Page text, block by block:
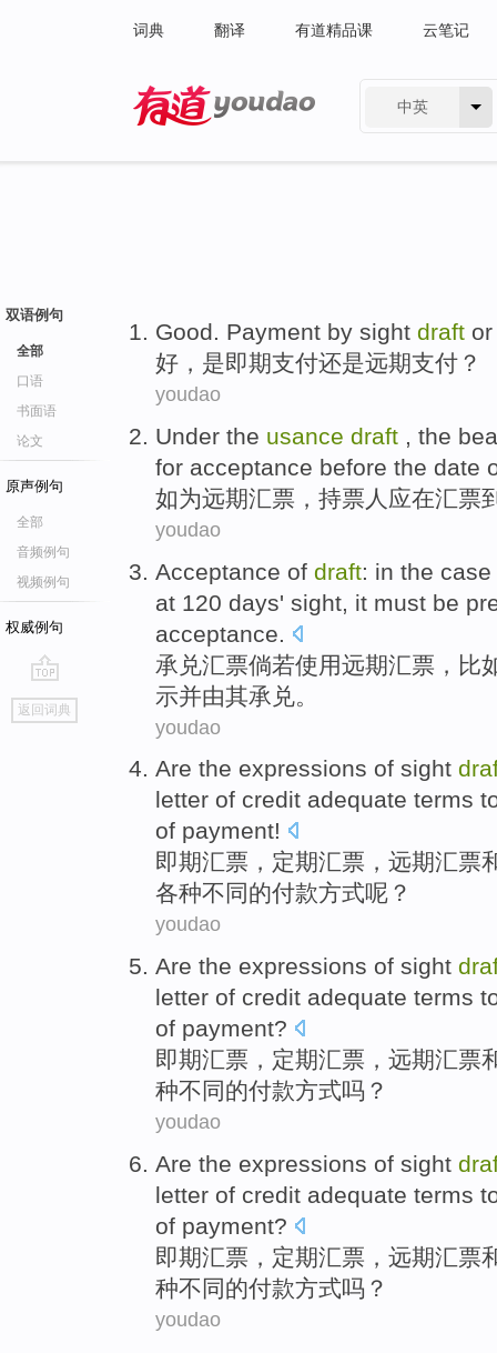
词典 翻译 有道精品课 云笔记
中英
双语例句
全部
口语
书面语
论文
原声例句
全部
音频例句
视频例句
权威例句
go
top
返回词典
Good. Payment by sight draft or
好 ， 是即期支付还是远期支付？
youdao
Under the usance draft , the
for acceptance before the date
如为远期汇票， 持票人 应在汇票
youdao
Acceptance of draft: in the
at 120 days' sight, it must be
acceptance
承兑汇票倘若使用远期汇票， 比
示并由其承兑。
youdao
Are the expressions of sight
letter of credit adequate terms
of payment!
即期汇票 ，定期汇票， 远期汇票
各种不同的付款方式呢？
youdao
Are the expressions of sight
letter of credit adequate terms
of payment?
即期汇票 ，定期汇票 ， 远期汇票
种不同的付款方式吗？
youdao
Are the expressions of sight
letter of credit adequate terms
of payment?
即期汇票 ，定期汇票 ， 远期汇票
种不同的付款方式吗？
youdao